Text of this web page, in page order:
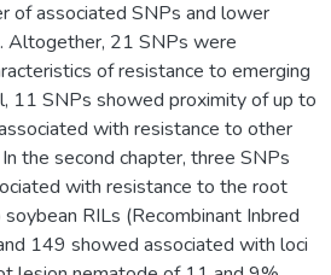
of associated SNPs and lower
Altogether, 21 SNPs were
of resistance to emerging
11 SNPs showed proximity of up to
with resistance to other
the second chapter, three SNPs
with resistance to the root
RILs (Recombinant Inbred
149 showed associated with loci